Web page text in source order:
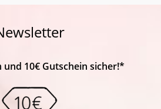
und 10€ Gutschein sicher!*